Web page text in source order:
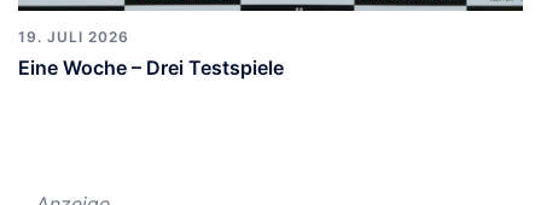
19. JULI 2026
Eine Woche – Drei Testspiele